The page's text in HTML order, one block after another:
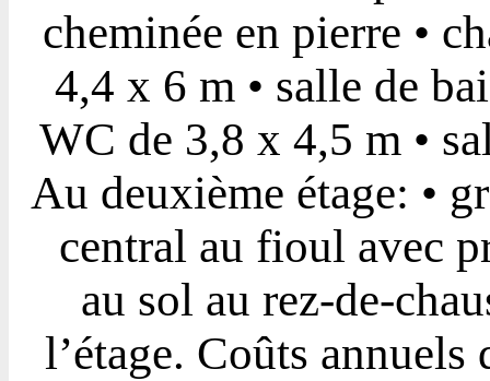
cheminée en pierre •
4,4 x 6 m • salle de
WC de 3,8 x 4,5 m •
Au deuxième étage: •
central au fioul avec
au sol au rez-de-
l’étage. Coûts